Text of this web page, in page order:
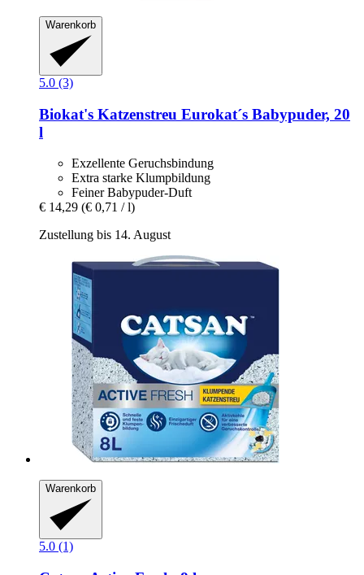
Warenkorb
5.0 (3)
Biokat's Katzenstreu Eurokat´s Babypuder, 20
l
Exzellente Geruchsbindung
Extra starke Klumpbildung
Feiner Babypuder-Duft
€ 14,29 (€ 0,71 / l)
Zustellung bis 14. August
Warenkorb
5.0 (1)